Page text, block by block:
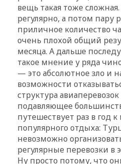
вещь такая тоже
регулярно, а потом пару
приличное количество
очень плохой общий
месяца. А дальше
такое мнение у ряда
— это абсолютное зло и
возможности
структура
подавляющее
путешествует раз в год
популярного отдыха:
невозможно
регулярные перевозки в
Ну просто потому, что